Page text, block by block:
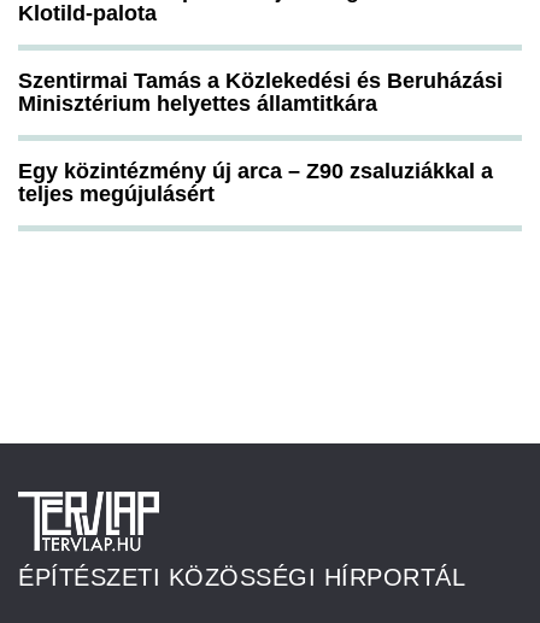
Klotild-palota
Szentirmai Tamás a Közlekedési és Beruházási
Minisztérium helyettes államtitkára
Egy közintézmény új arca – Z90 zsaluziákkal a
teljes megújulásért
ÉPÍTÉSZETI KÖZÖSSÉGI HÍRPORTÁL